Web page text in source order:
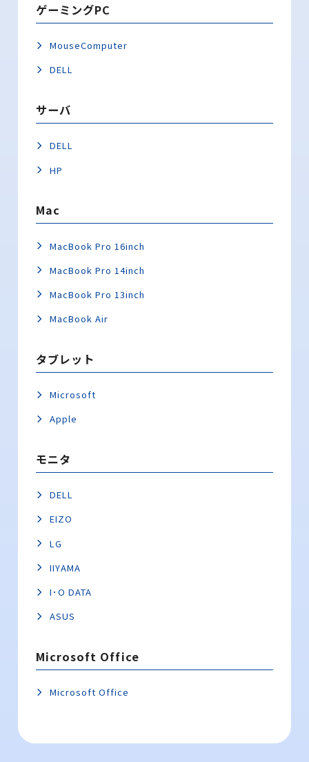
ゲーミングPC
MouseComputer
DELL
サーバ
DELL
HP
Mac
MacBook Pro 16inch
MacBook Pro 14inch
MacBook Pro 13inch
MacBook Air
タブレット
Microsoft
Apple
モニタ
DELL
EIZO
LG
IIYAMA
I･O DATA
ASUS
Microsoft Office
Microsoft Office